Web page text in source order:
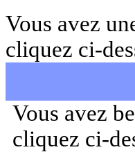
Vous avez
cliquez ci-
Vous avez
cliquez ci-